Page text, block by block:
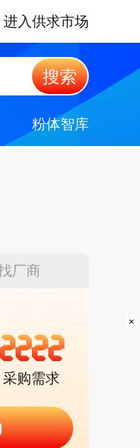
进入供求市场
搜索
粉体智库
厂商
2222
采购需求
×